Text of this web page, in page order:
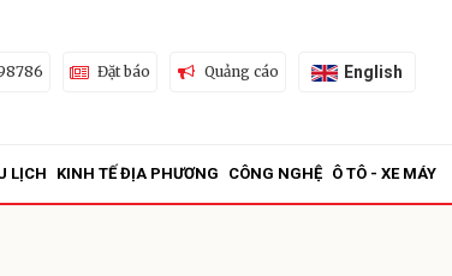
Đặt báo Quảng cáo English
LỊCH KINH TẾ ĐỊA PHƯƠNG CÔNG NGHỆ Ô TÔ - XE MÁY